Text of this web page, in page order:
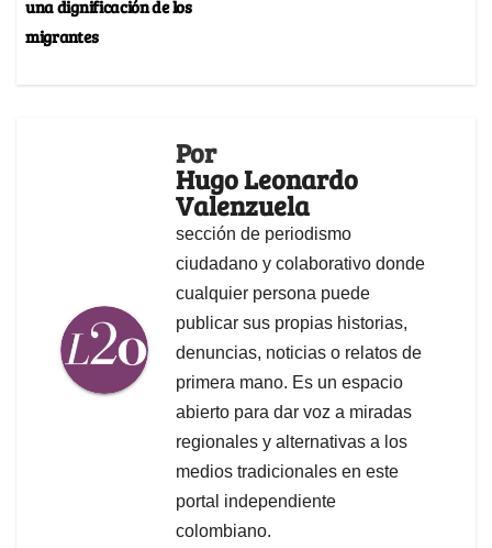
una dignificación de los
migrantes
Por
Hugo Leonardo
Valenzuela
sección de periodismo
ciudadano y colaborativo donde
cualquier persona puede
publicar sus propias historias,
denuncias, noticias o relatos de
primera mano. Es un espacio
abierto para dar voz a miradas
regionales y alternativas a los
medios tradicionales en este
portal independiente
colombiano.